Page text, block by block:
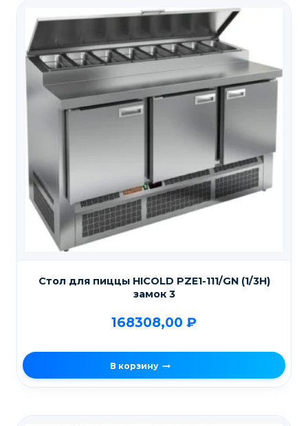
Стол для пиццы HICOLD PZE1-111/GN (1/3H)
замок 3
168308,00 ₽
В корзину